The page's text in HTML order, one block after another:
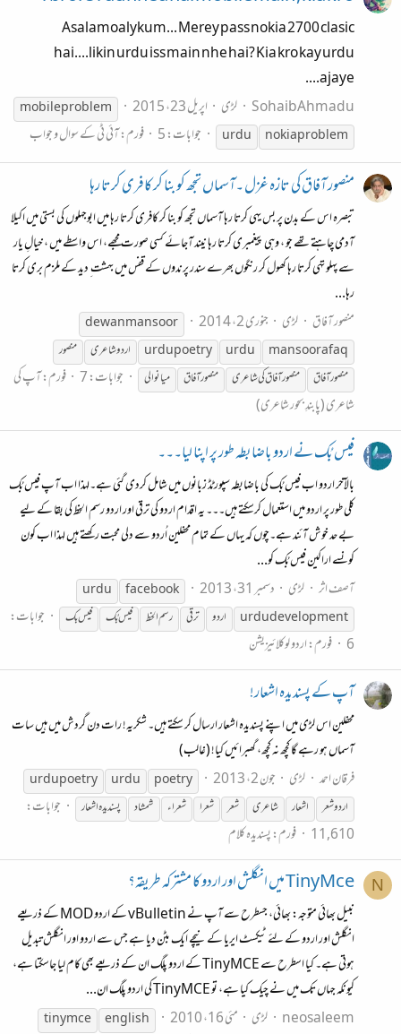
Asalamoalykum... Merey pass nokia 2700 clasic
hai....likin urdu iss main nhe hai? Kia kro kay urdu
ajaye....
SohaibAhmadu
لڑی اپریل 23، 2015
mobile problem
nokia problem
urdu جوابات: 5 فورم:آئی ٹی کے سوال و جواب
منصور آفاق کی تازہ غزل ۔آسماں تجھ کو بنا کر کافری کرتا رہا
تبصرہ اس کے بدن پر بس یہی کرتا رہا آسماں تجھ کو بنا کر کافری کرتا رہا میں ابوجہلوں کی بستی میں اکیلا
آدمی چاہتے تھے جو ، وہی پیغمبری کرتا رہا نیند آجائے کسی صورت مجھے، اس واسطے میں ، خیالِ یار
سے پہلو تہی کرتا رہا کھول کر رنگوں بھرے سندر پرندوں کے قفس میں بہشت ِ دید کے ملزم بری کرتا
رہا...
منصور آفاق
لڑی جنوری 2، 2014
dewan mansoor
mansoor afaq
urdu
urdupoetry اردو شاعری
منصور
منصور آفاق
منصور آفاق کی شاعری منصورآفاق میانوالی جوابات: 7 فورم:آپ کی
شاعری (پابندِ بحور شاعری)
فیس بُک نے اردو باضابطہ طور پر اپنا لیا۔۔۔
بالآخر اردو اب فیس بُک کی باضابطہ سپورٹڈ زبانوں میں شامل کردی گئی ہے۔لہذا اب آپ فیس بُک
کلی طور پر اردو میں استعمال کرسکتے ہیں۔۔۔ یہ اقدام اردو کی ترقی اور اردو رسم الخط کی بقا کے لیے
بے حد خوش آئند ہے۔چوں کہ یہاں کے تمام محفلین اُردو سے دلی محبت رکھتے ہیں لہذا اب کون
کونسے اراکین فیس بُک کو...
آصف اثر لڑی دسمبر 31، 2013 facebook
urdu
urdudevelopment اردو ترقی رسم الخط فیس بُک فیس بک
جوابات:
6
فورم:اردو لوکلائیزیشن
آپ کے پسندیدہ اشعار!
محفلین اس لڑی میں اپنے پسندیدہ اشعار ارسال کر سکتے ہیں۔ شکریہ! رات دن گردش میں ہیں سات
آسماں ہو رہے گا کچھ نہ کچھ، گھبرائیں کیا! (غالب)
فرقان احمد لڑی جون 2، 2013 poetry
urdu
urdupoetry
اردو شعر
اشعار شاعری شعر شعرا شعراء شمشاد پسندیدہ اشعار
جوابات:
11,610
فورم:پسندیدہ کلام
N TinyMce میں انگلش اور اردو کا مشترکہ طریقہ؟
نبیل بھائی متوجہ: بھائی، جسطرح سے آپ نے vBulletin کے اردو MOD کے ذریعے
انگلش اور اردو کے لئے ٹیکسٹ ایریا کے نیچے ایک بٹن دیا ہے جس سے اردو اور انگلش تبدیل
ہوتی ہے۔ کیا اسطرح سے TinyMCE کے اردو پلگ ان کے ذریعے بھی کام لیا جاسکتا ہے،
کیونکہ جہاں تک میں نے چیک کیا ہے، تو TinyMCE کی اردو پلگ ان...
neosaleem
لڑی مئی 16، 2010 english
tinymce